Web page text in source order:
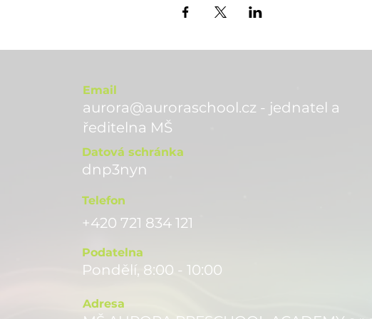
Email
aurora@auroraschool.cz - jednatel a
ředitelna MŠ
Datová schránka
dnp3nyn
Telefon
+420 721 834 121
Podatelna
Pondělí, 8:00 - 10:00
Adresa